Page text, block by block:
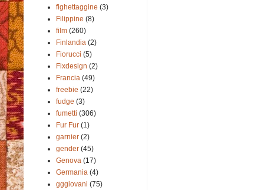
fighettaggine (3)
Filippine (8)
film (260)
Finlandia (2)
Fiorucci (5)
Fixdesign (2)
Francia (49)
freebie (22)
fudge (3)
fumetti (306)
Fur Fur (1)
garnier (2)
gender (45)
Genova (17)
Germania (4)
gggiovani (75)